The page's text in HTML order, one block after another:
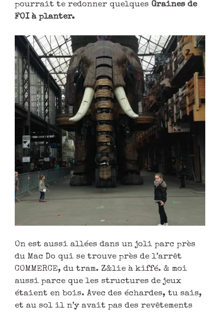
pourrait te redonner quelques Graines de
FOI à planter.
On est aussi allées dans un joli parc près
du Mac Do qui se trouve près de l’arrêt
COMMERCE, du tram. Z&lie à kiffé. & moi
aussi parce que les structures de jeux
étaient en bois. Avec des échardes, tu sais,
et au sol il n’y avait pas des revêtements